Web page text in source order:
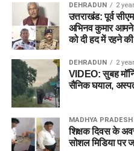
DEHRADUN 2
उत्तराखंड: पूर्व
अभिनव कुमार
को दी हद में रहने
DEHRADUN 2
VIDEO: सुबह
सैनिक घयाल,
MADHYA PRADESH
शिक्षक दिवस के
सोशल मिडिया पर